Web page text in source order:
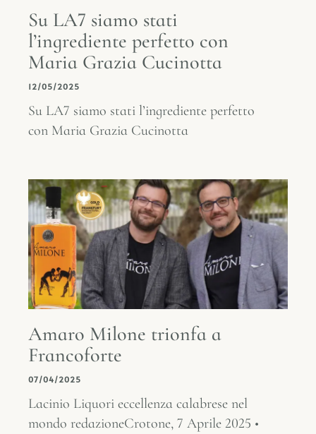
Su LA7 siamo stati
l’ingrediente perfetto con
Maria Grazia Cucinotta
12/05/2025
Su LA7 siamo stati l’ingrediente perfetto
con Maria Grazia Cucinotta
Amaro Milone trionfa a
Francoforte
07/04/2025
Lacinio Liquori eccellenza calabrese nel
mondo redazioneCrotone, 7 Aprile 2025 •